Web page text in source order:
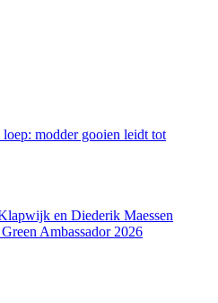
modder gooien leidt tot
en Diederik Maessen
Ambassador 2026